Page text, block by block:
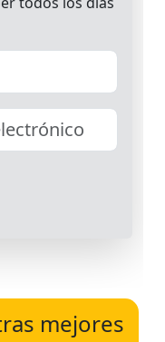
mejores